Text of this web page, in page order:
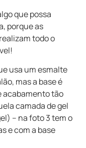
que possa
porque as
todo o
usa um esmalte
mas a base é
acabamento tão
camada de gel
– na foto 3 tem o
e com a base